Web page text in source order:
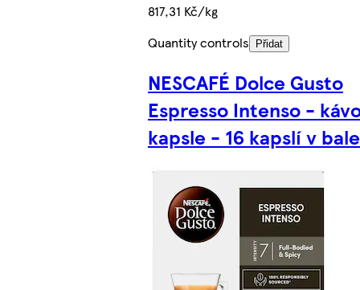
817,31 Kč/kg
Quantity controls
Přidat
NESCAFÉ Dolce Gusto
Espresso Intenso -
kapsle - 16 kapslí v